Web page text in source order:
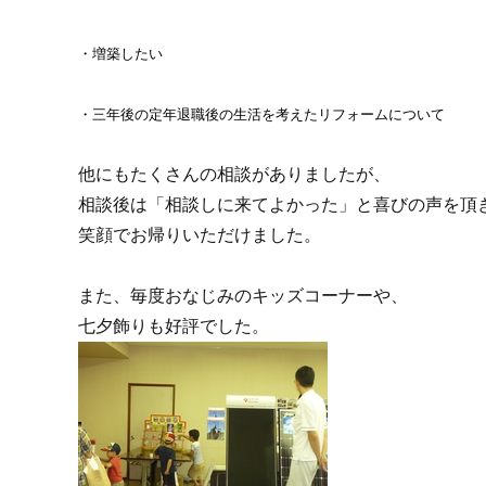
・増築したい
・三年後の定年退職後の生活を考えたリフォームについて
他にもたくさんの相談がありましたが、
相談後は「相談しに来てよかった」と喜びの声を頂
笑顔でお帰りいただけました。
また、毎度おなじみのキッズコーナーや、
七夕飾りも好評でした。